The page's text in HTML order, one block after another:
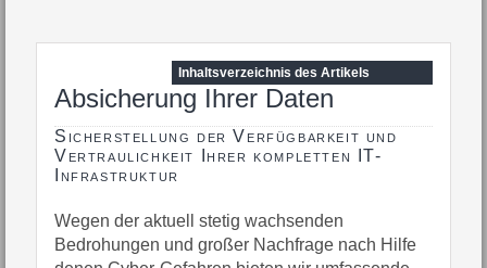
Inhaltsverzeichnis des Artikels
Absicherung Ihrer Daten
Sicherstellung der Verfügbarkeit und
Vertraulichkeit Ihrer kompletten IT-
Infrastruktur
Wegen der aktuell stetig wachsenden
Bedrohungen und großer Nachfrage nach Hilfe